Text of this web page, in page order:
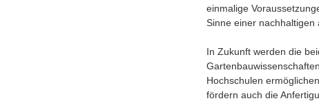
einmalige
Sinne einer nachhaltigen
In Zukunft werden die
Hochschulen
fördern auch die